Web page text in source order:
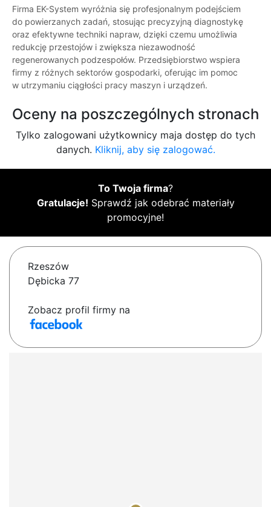
Firma EK-System wyróżnia się profesjonalnym podejściem
do powierzanych zadań, stosując precyzyjną diagnostykę
oraz efektywne techniki napraw, dzięki czemu umożliwia
redukcję przestojów i zwiększa niezawodność
regenerowanych podzespołów. Przedsiębiorstwo wspiera
firmy z różnych sektorów gospodarki, oferując im pomoc
w utrzymaniu ciągłości pracy maszyn i urządzeń.
Oceny na poszczególnych stronach
Tylko zalogowani użytkownicy maja dostęp do tych
danych. Kliknij, aby się zalogować.
To Twoja firma?
Gratulacje! Sprawdź jak odebrać materiały
promocyjne!
Rzeszów
Dębicka 77
Zobacz profil firmy na